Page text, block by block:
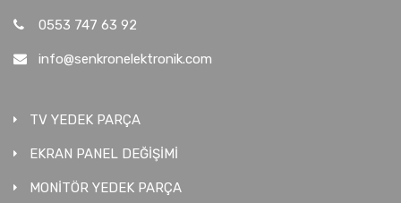
0553 747 63 92
info@senkronelektronik.com
TV YEDEK PARÇA
EKRAN PANEL DEĞİŞİMİ
MONİTÖR YEDEK PARÇA